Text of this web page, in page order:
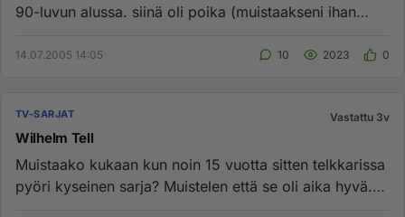
90-luvun alussa. siinä oli poika (muistaakseni ihan
14.07.2005 14:05 10 2023 0
TV-SARJAT Vastattu 3v
Wilhelm Tell
Muistaako kukaan kun noin 15 vuotta sitten telkkarissa
pyöri kyseinen sarja? Muistelen että se oli aika hyvä.